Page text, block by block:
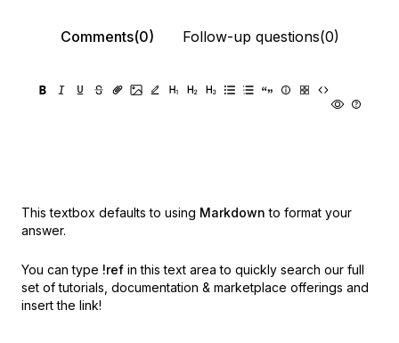
Comments(0) Follow-up questions(0)
This textbox defaults to using Markdown to format your
answer.
You can type !ref in this text area to quickly search our full
set of tutorials, documentation & marketplace offerings and
insert the link!